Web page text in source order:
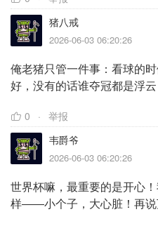
猪八戒
2026-06-03 06:20:26
俺老猪只管一件事：看球的
好，没有的话谁夺冠都是浮
0
举报
韦爵爷
2026-06-03 06:20:26
世界杯嘛，最重要的是开心
样——小个子，大心脏！再说